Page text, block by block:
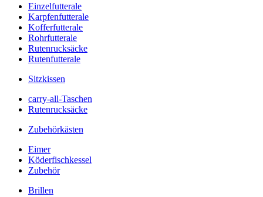
Einzelfutterale
Karpfenfutterale
Kofferfutterale
Rohrfutterale
Rutenrucksäcke
Rutenfutterale
Sitzkissen
carry-all-Taschen
Rutenrucksäcke
Zubehörkästen
Eimer
Köderfischkessel
Zubehör
Brillen